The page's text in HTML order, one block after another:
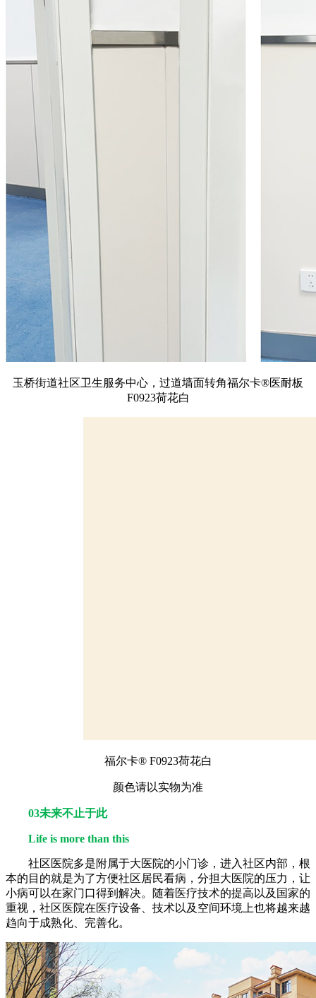
玉桥街道社区卫生服务中心，过道墙面转角福尔卡®医耐板
F0923荷花白
福尔卡® F0923荷花白
颜色请以实物为准
03未来不止于此
Life is more than this
社区医院多是附属于大医院的小门诊，进入社区内部，根
本的目的就是为了方便社区居民看病，分担大医院的压力，让
小病可以在家门口得到解决。随着医疗技术的提高以及国家的
重视，社区医院在医疗设备、技术以及空间环境上也将越来越
趋向于成熟化、完善化。